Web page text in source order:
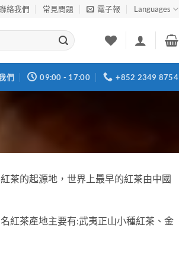
絡我們 常見問題 電子報 Languages
們 09:00 - 17:00 +852 2349 8754
茶的起源地，世界上最早的紅茶由中國
紅茶產地主要有:武夷正山小種紅茶、金